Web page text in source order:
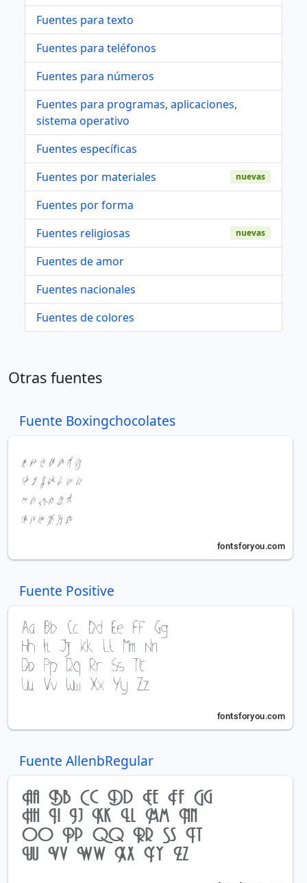
Fuentes para texto
Fuentes para teléfonos
Fuentes para números
Fuentes para programas, aplicaciones,
sistema operativo
Fuentes específicas
Fuentes por materiales
nuevas
Fuentes por forma
Fuentes religiosas
nuevas
Fuentes de amor
Fuentes nacionales
Fuentes de colores
Otras fuentes
Fuente Boxingchocolates
Fuente Positive
Fuente AllenbRegular